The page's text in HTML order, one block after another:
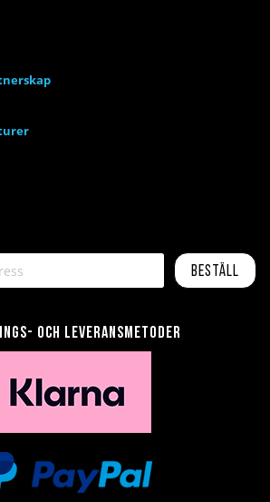
Beställ
och leveransmetoder